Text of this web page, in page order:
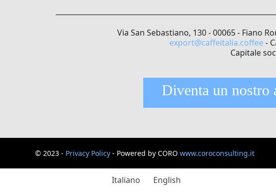
Via San Sebastiano, 130 - 00065 - Fiano
export@caffeitalia.coffee -
Capitale
Diventa un nostro
© 2023 - Privacy Policy - Powered by CORO www.coroconsulting.it
Italiano English